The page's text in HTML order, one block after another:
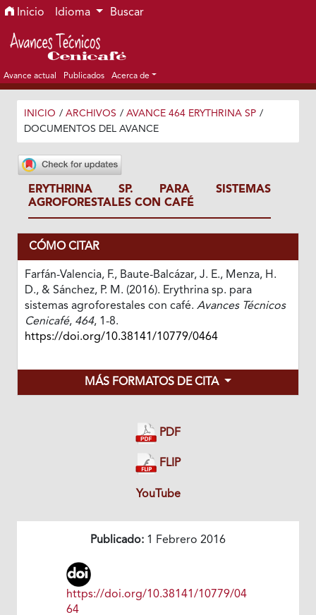
Ir al menú de navegación principal
Ir al contenido principal
Ir al pie de página del sitio
Inicio Idioma Buscar
Avance actual Publicados Acerca de
INICIO / ARCHIVOS / AVANCE 464 ERYTHRINA SP /
DOCUMENTOS DEL AVANCE
ERYTHRINA SP. PARA SISTEMAS
AGROFORESTALES CON CAFÉ
CÓMO CITAR
Farfán-Valencia, F., Baute-Balcázar, J. E., Menza, H.
D., & Sánchez, P. M. (2016). Erythrina sp. para
sistemas agroforestales con café. Avances Técnicos
Cenicafé, 464, 1-8.
https://doi.org/10.38141/10779/0464
MÁS FORMATOS DE CITA
PDF
FLIP
YouTube
Publicado: 1 Febrero 2016
https://doi.org/10.38141/10779/04
64